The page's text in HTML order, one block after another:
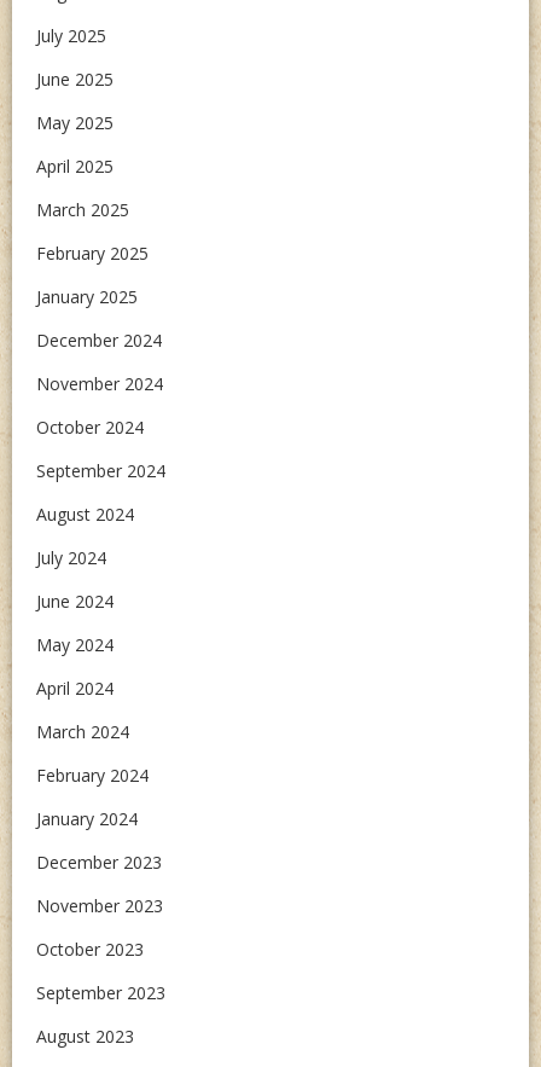
July 2025
June 2025
May 2025
April 2025
March 2025
February 2025
January 2025
December 2024
November 2024
October 2024
September 2024
August 2024
July 2024
June 2024
May 2024
April 2024
March 2024
February 2024
January 2024
December 2023
November 2023
October 2023
September 2023
August 2023